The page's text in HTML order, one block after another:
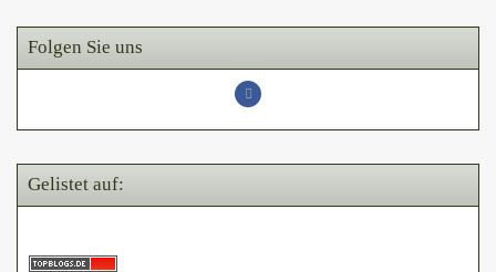
Folgen Sie uns
Gelistet auf: